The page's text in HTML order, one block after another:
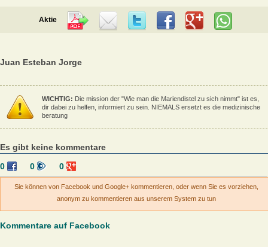
Aktie
Juan Esteban Jorge
WICHTIG: Die mission der "Wie man die Mariendistel zu sich nimmt" ist es,
dir dabei zu helfen, informiert zu sein. NIEMALS ersetzt es die medizinische
beratung
Es gibt keine kommentare
0
0 0
Sie können von Facebook und Google+ kommentieren, oder wenn Sie es vorziehen,
anonym zu kommentieren aus unserem System zu tun
Kommentare auf Facebook